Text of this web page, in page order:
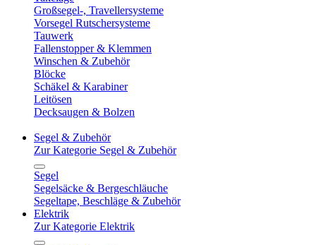
Großsegel-, Travellersysteme
Vorsegel Rutschersysteme
Tauwerk
Fallenstopper & Klemmen
Winschen & Zubehör
Blöcke
Schäkel & Karabiner
Leitösen
Decksaugen & Bolzen
Segel & Zubehör
Zur Kategorie Segel & Zubehör
Segel
Segelsäcke & Bergeschläuche
Segeltape, Beschläge & Zubehör
Elektrik
Zur Kategorie Elektrik